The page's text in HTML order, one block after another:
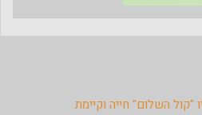
"קול השלום" חייה וקיימת